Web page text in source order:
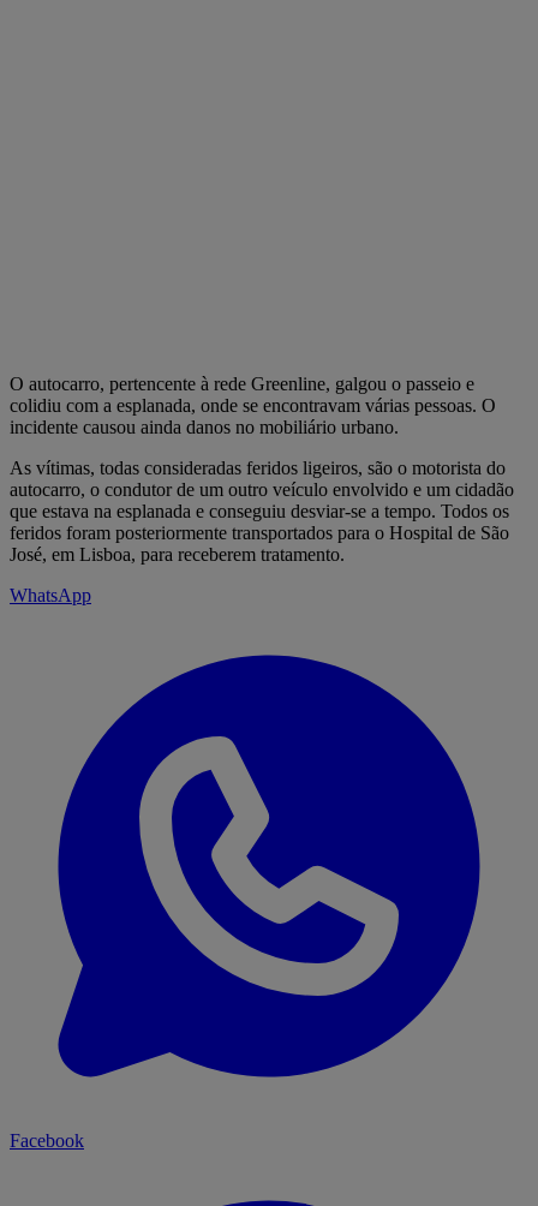
O autocarro, pertencente à rede Greenline, galgou o passeio e
colidiu com a esplanada, onde se encontravam várias pessoas. O
incidente causou ainda danos no mobiliário urbano.
As vítimas, todas consideradas feridos ligeiros, são o motorista do
autocarro, o condutor de um outro veículo envolvido e um cidadão
que estava na esplanada e conseguiu desviar-se a tempo. Todos os
feridos foram posteriormente transportados para o Hospital de São
José, em Lisboa, para receberem tratamento.
WhatsApp
Facebook